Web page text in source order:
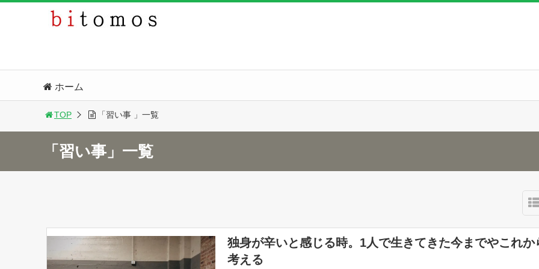
ホーム
TOP 「習い事 」一覧
「習い事」一覧
独身が辛いと感じる時。1人で生きてきた今までやこれか
考える